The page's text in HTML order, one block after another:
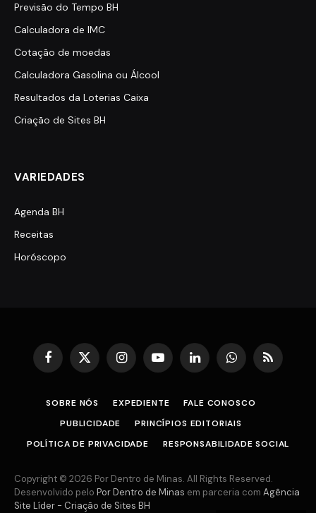
Previsão do Tempo BH
Calculadora de IMC
Cotação de moedas
Calculadora Gasolina ou Álcool
Resultados da Loterias Caixa
Criação de Sites BH
VARIEDADES
Agenda BH
Receitas
Horóscopo
Facebook
X
InstagramYouTubeLinkedInWhatsAppRSS
SOBRE NÓS EXPEDIENTE
FALE CONOSCO
PUBLICIDADE
PRINCÍPIOS EDITORIAIS
POLÍTICA DE PRIVACIDADE
RESPONSABILIDADE SOCIAL
Copyright © 2026 Por Dentro de Minas. All Rights Reserved.
Desenvolvido pelo Por Dentro de Minas em parceria com Agência
Site Líder - Criação de Sites BH